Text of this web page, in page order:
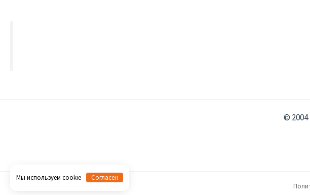
©
Мы используем cookie Согласен